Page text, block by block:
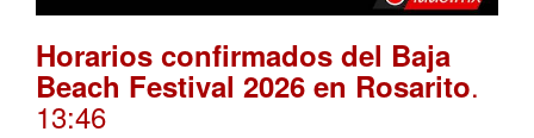
Horarios confirmados del Baja
Beach Festival 2026 en Rosarito.
13:46